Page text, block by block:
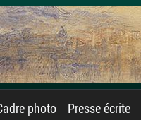
photo Presse écrite